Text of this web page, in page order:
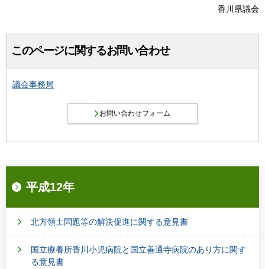
香川県議会
このページに関するお問い合わせ
議会事務局
平成12年
北方領土問題等の解決促進に関する意見書
国立療養所香川小児病院と国立善通寺病院のあり方に関す
る意見書